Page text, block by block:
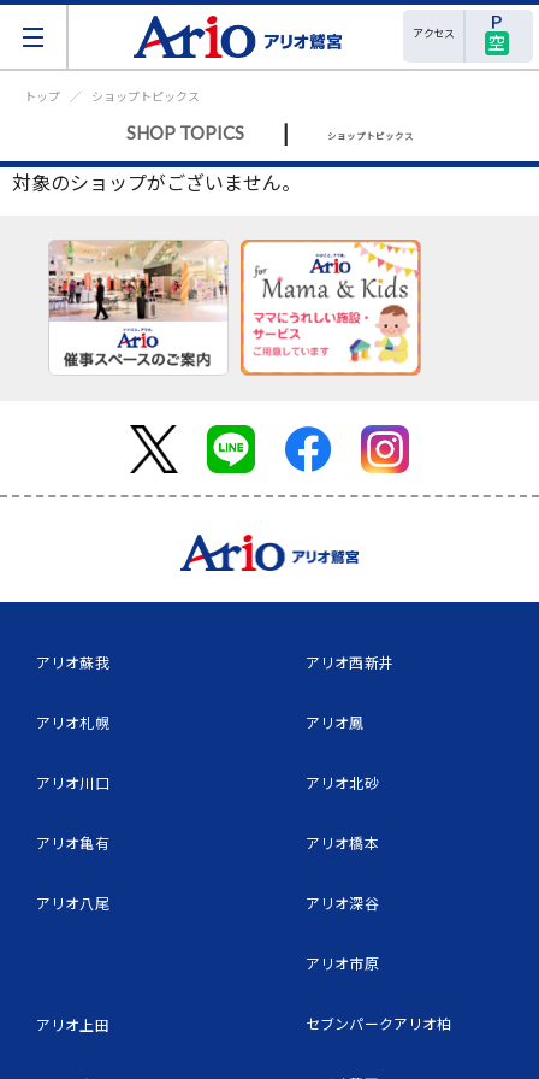
アクセス 空
トップ ショップトピックス
SHOP TOPICS | ショップトピックス
対象のショップがございません。
アリオ蘇我
アリオ札幌
アリオ川口
アリオ亀有
アリオ八尾
アリオ上田
アリオ西新井
アリオ鳳
アリオ北砂
アリオ橋本
アリオ深谷
アリオ市原
セブンパークアリオ柏